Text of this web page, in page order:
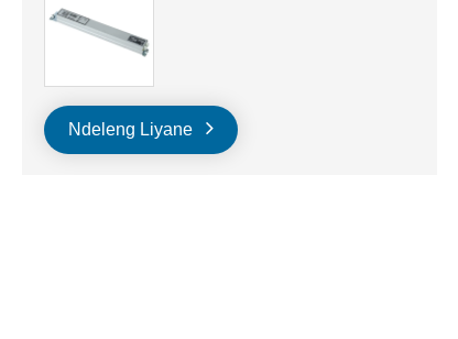
Ndeleng Liyane